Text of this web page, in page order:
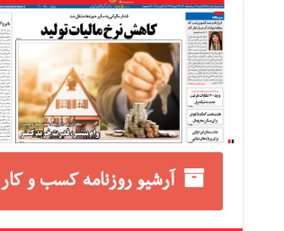
آرشیو روزنامه کسب و کار